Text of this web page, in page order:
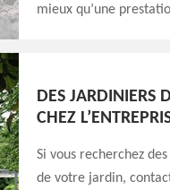
mieux qu’une
DES JARDINIERS
CHEZ
Si vous recherchez
de votre jardin,